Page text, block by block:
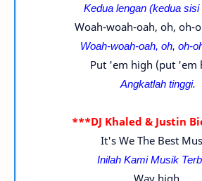
Kedua lengan (kedua sisi
Woah-woah-oah, oh, oh-
Woah-woah-oah, oh, oh-
Put 'em high (put 'em
Angkatlah tinggi.
***DJ Khaled & Justin
It's We The Best
Inilah Kami Musik
Way high.